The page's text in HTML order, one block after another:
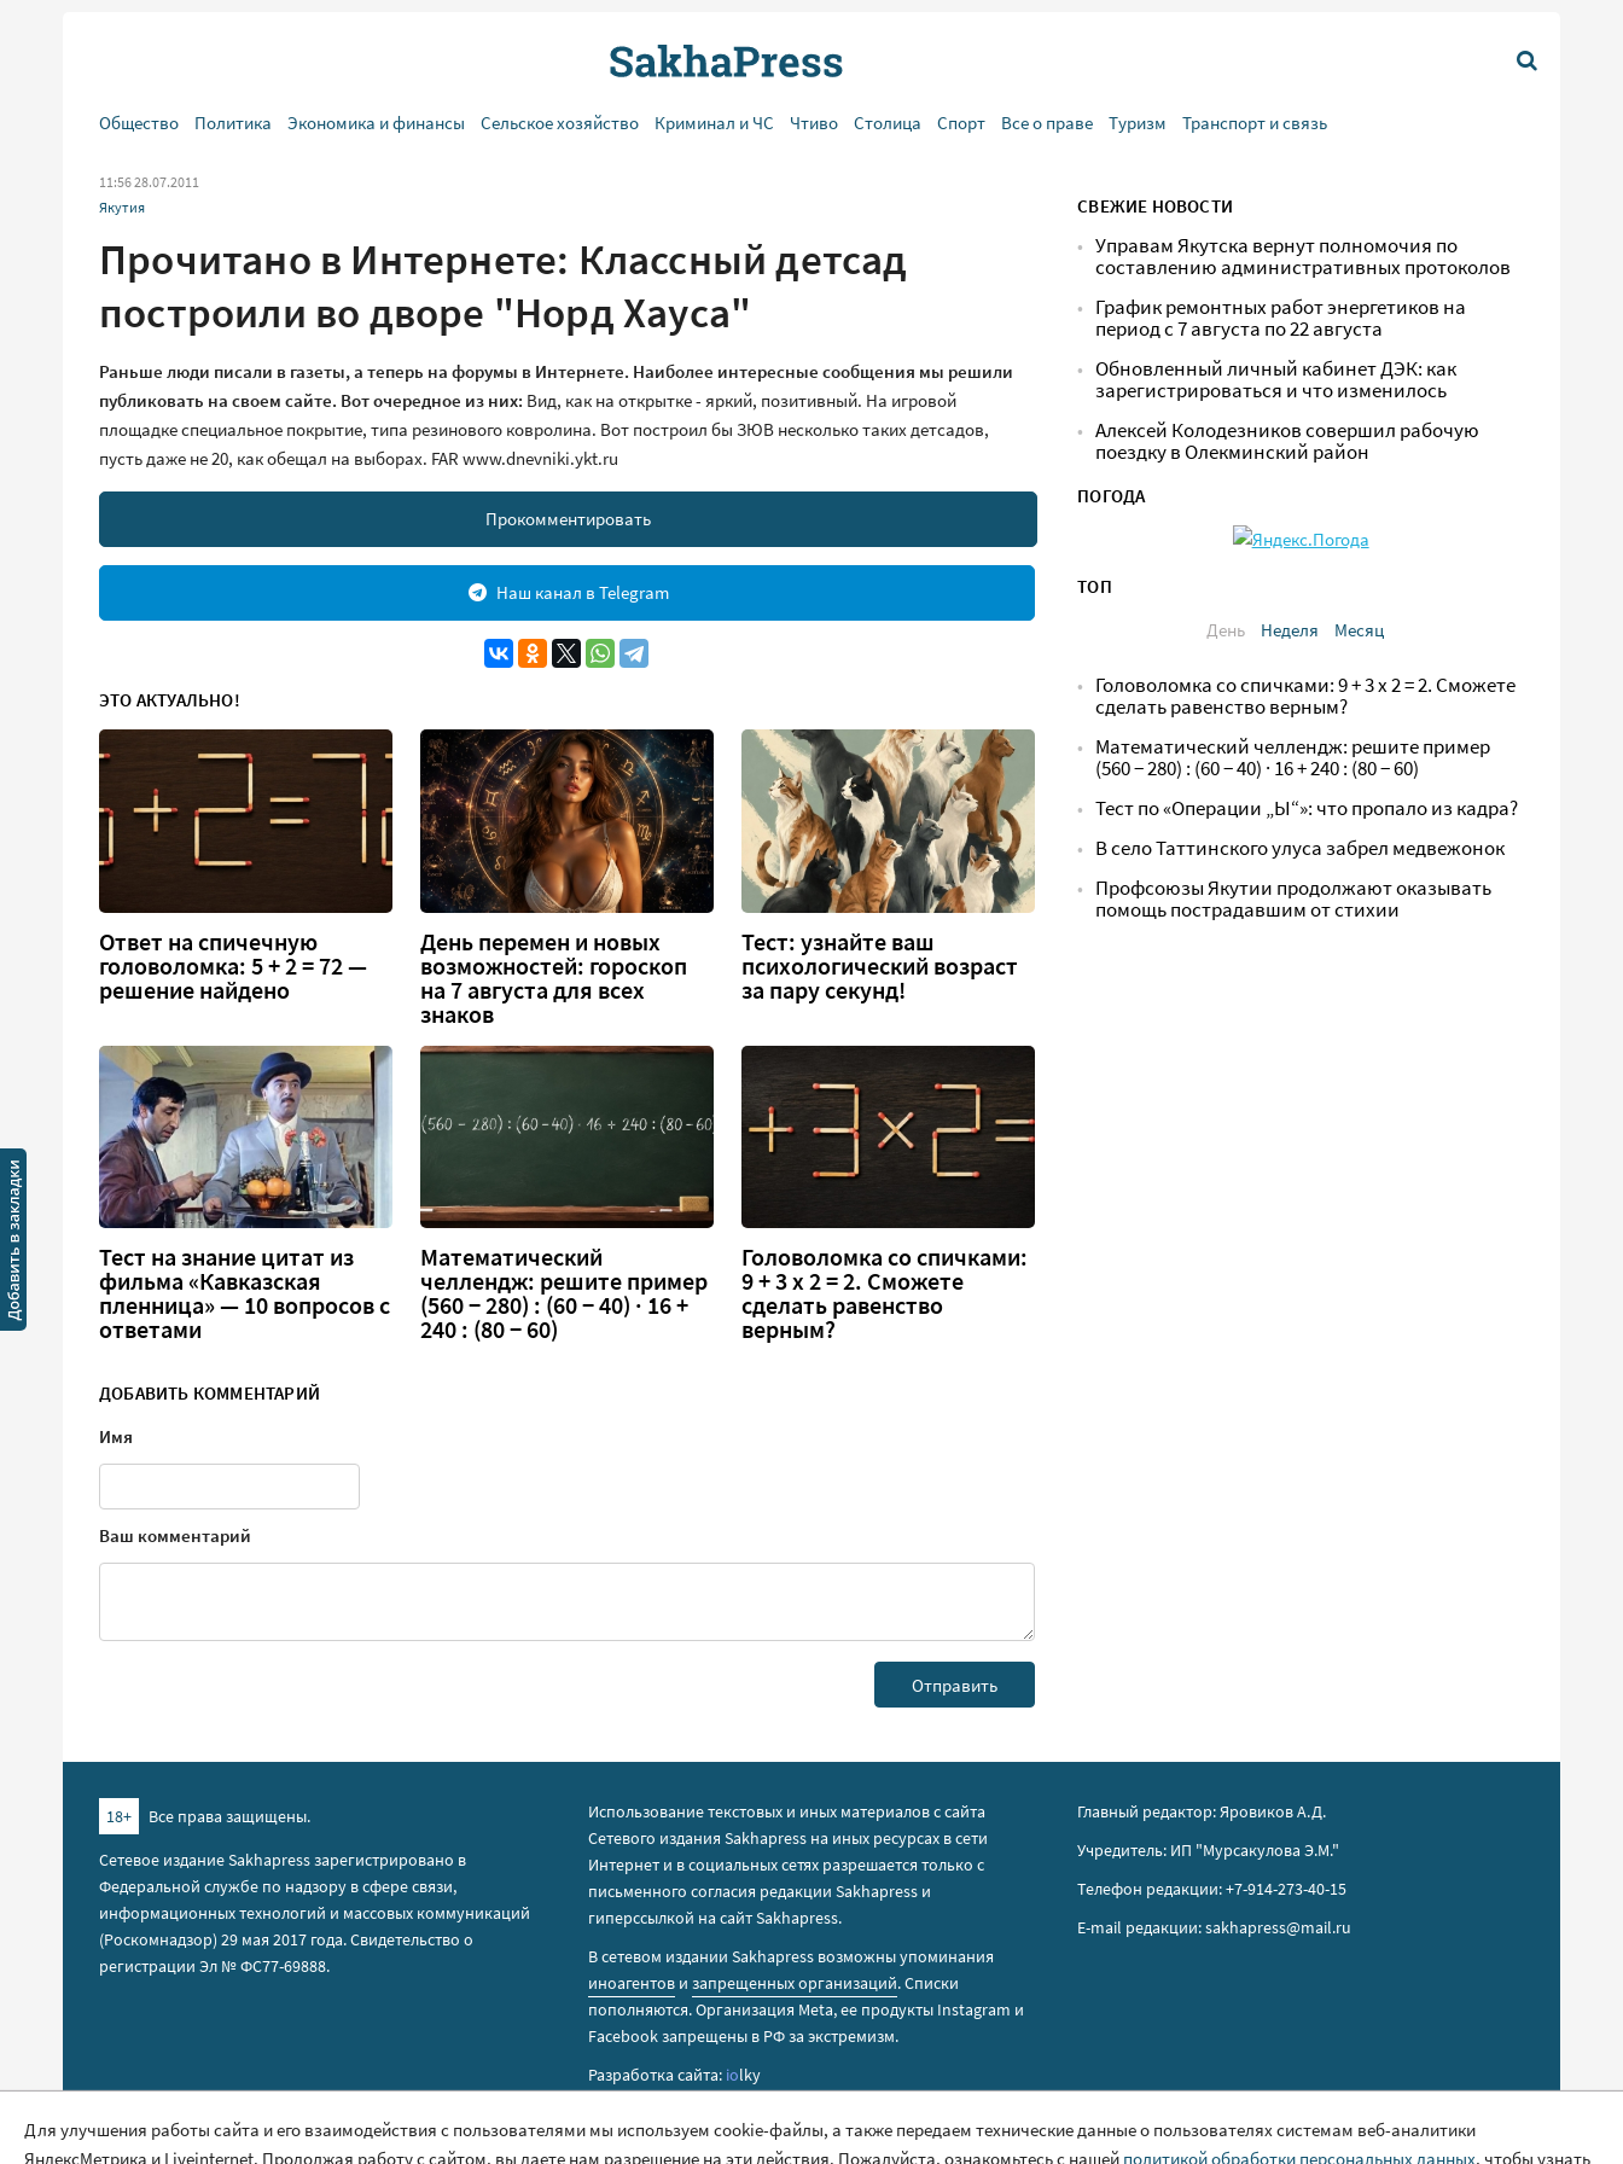
Общество Политика Экономика и финансы Сельское хозяйство Криминал и ЧС Чтиво Столица Спорт Все о праве Туризм Транспорт и связь
11:56 28.07.2011
Якутия
Прочитано в Интернете: Классный детсад
построили во дворе "Норд Хауса"
Раньше люди писали в газеты, а теперь на форумы в Интернете. Наиболее интересные сообщения мы решили
публиковать на своем сайте. Вот очередное из них: Вид, как на открытке - яркий, позитивный. На игровой
площадке специальное покрытие, типа резинового ковролина. Вот построил бы ЗЮВ несколько таких детсадов,
пусть даже не 20, как обещал на выборах. FAR www.dnevniki.ykt.ru
Прокомментировать
Наш канал в Telegram
ЭТО АКТУАЛЬНО!
Ответ на спичечную
головоломка: 5 + 2 = 72 —
решение найдено
День перемен и новых
возможностей: гороскоп
на 7 августа для всех
знаков
Тест: узнайте ваш
психологический возраст
за пару секунд!
Тест на знание цитат из
фильма «Кавказская
пленница» — 10 вопросов с
ответами
Математический
челлендж: решите пример
(560 − 280) : (60 − 40) · 16 +
240 : (80 − 60)
Головоломка со спичками:
9 + 3 х 2 = 2. Сможете
сделать равенство
верным?
ДОБАВИТЬ КОММЕНТАРИЙ
Имя
Ваш комментарий
СВЕЖИЕ НОВОСТИ
Управам Якутска вернут полномочия по
составлению административных протоколов
График ремонтных работ энергетиков на
период с 7 августа по 22 августа
Обновленный личный кабинет ДЭК: как
зарегистрироваться и что изменилось
Алексей Колодезников совершил рабочую
поездку в Олекминский район
ПОГОДА
ТОП
День
Неделя Месяц
Головоломка со спичками: 9 + 3 х 2 = 2. Сможете
сделать равенство верным?
Математический челлендж: решите пример
(560 − 280) : (60 − 40) · 16 + 240 : (80 − 60)
Тест по «Операции „Ы“»: что пропало из кадра?
В село Таттинского улуса забрел медвежонок
Профсоюзы Якутии продолжают оказывать
помощь пострадавшим от стихии
18+
Все права защищены.
Сетевое издание Sakhapress зарегистрировано в
Федеральной службе по надзору в сфере связи,
информационных технологий и массовых коммуникаций
(Роскомнадзор) 29 мая 2017 года. Свидетельство о
регистрации Эл № ФС77-69888.
Использование текстовых и иных материалов с сайта
Сетевого издания Sakhapress на иных ресурсах в сети
Интернет и в социальных сетях разрешается только с
письменного согласия редакции Sakhapress и
гиперссылкой на сайт Sakhapress.
В сетевом издании Sakhapress возможны упоминания
иноагентов изапрещенных организаций. Списки
пополняются. Организация Metа, ее продукты Instagram и
Facebook запрещены в РФ за экстремизм.
Разработка сайта: iolky
Главный редактор: Яровиков А.Д.
Учредитель: ИП "Мурсакулова Э.М."
Телефон редакции: +7-914-273-40-15
E-mail редакции: sakhapress@mail.ru
Правила сайта
Политика обработки персональных данных
Для улучшения работы сайта и его взаимодействия с пользователями мы используем cookie-файлы, а также передаем технические данные о пользователях системам веб-аналитики
ЯндексМетрика и Liveinternet. Продолжая работу с сайтом, вы даете нам разрешение на эти действия. Пожалуйста, ознакомьтесь с нашей политикой обработки персональных данных, чтобы узнать